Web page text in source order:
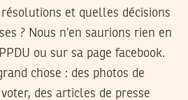
et quelles décisions
? Nous n’en saurions rien en
ou sur sa page facebook.
chose : des photos de
des articles de presse